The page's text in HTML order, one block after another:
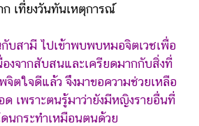
ก เที่ยงวันทันเหตุการณ์
บสามี ไปเข้าพบพบหมอจิตเวชเพื่อ
องจากสับสนและเครียดมากกับสิ่งที่
ตใจดีแล้ว จึงมาขอความช่วยเหลือ
เพราะตนรู้มาว่ายังมีหญิงรายอื่นที่
นกระทำเหมือนตนด้วย